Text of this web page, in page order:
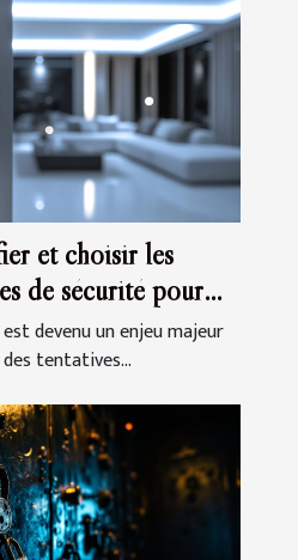
et choisir les
de sécurité pour
devenu un enjeu majeur
tentatives...